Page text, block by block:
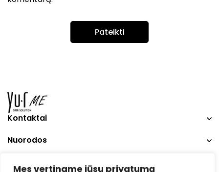
Mes vertiname jūsų privatumą
Kontaktai
Nuorodos